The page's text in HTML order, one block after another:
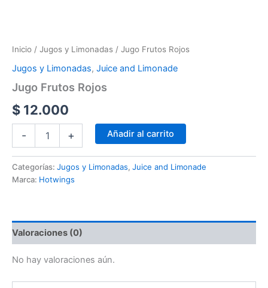
Inicio / Jugos y Limonadas / Jugo Frutos Rojos
Jugos y Limonadas, Juice and Limonade
Jugo Frutos Rojos
$ 12.000
- + Añadir al carrito
Categorías: Jugos y Limonadas, Juice and Limonade
Marca: Hotwings
Valoraciones (0)
No hay valoraciones aún.